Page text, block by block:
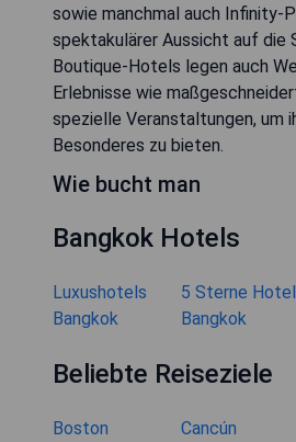
sowie manchmal auch Infinity-
spektakulärer Aussicht auf die
Boutique-Hotels legen auch
Erlebnisse wie
spezielle Veranstaltungen, um
Besonderes zu bieten.
Wie bucht man
Bangkok Hotels
Luxushotels
Bangkok
5 Sterne
Bangkok
Beliebte Reiseziele
Boston Cancún